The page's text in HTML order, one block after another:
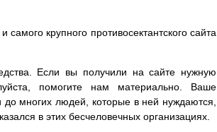
крупного противосектантского сайта
Если вы получили на сайте нужную
помогите нам материально. Ваше
многих людей, которые в ней нуждаются,
в этих бесчеловечных организациях.